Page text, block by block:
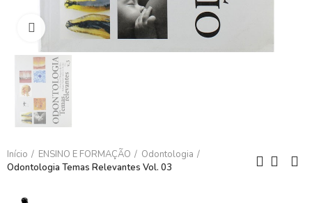
Clique para ampliar
Início ENSINO E FORMAÇÃO
Odontologia
Odontologia Temas Relevantes Vol. 03